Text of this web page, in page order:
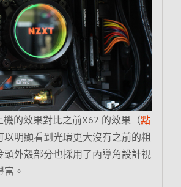
機的效果對比之前X62 的效果（點
以明顯看到光環更大沒有之前的粗
頭外殼部分也採用了內導角設計視
。